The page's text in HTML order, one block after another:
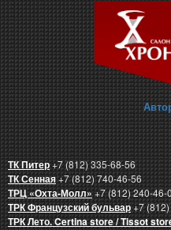
ТК Питер+7 (812) 335-68-56
ТК Сенная+7 (812) 740-46-56
ТРЦ «Охта-Молл»+7 (812) 240-46-
ТРК Французский бульвар+7
ТРК Лето. Certina store / Tissot